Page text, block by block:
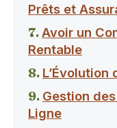
Prêts et
Avoir un
Rentable
Gestion
Ligne